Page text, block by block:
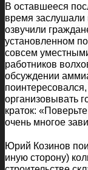
В оставшееся
время
озвучили
установленном
совсем
работников
обсуждении
организовывать
краток:
очень многое
Юрий Козинов
иную сторону)